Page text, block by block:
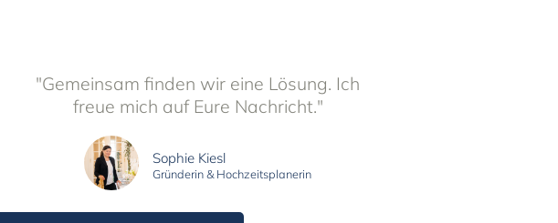
"Gemeinsam finden wir eine Lösung. Ich
freue mich auf Eure Nachricht."
Sophie Kiesl
Gründerin & Hochzeitsplanerin